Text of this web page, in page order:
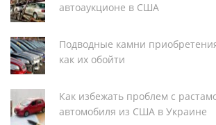
автоаукционе в США
Подводные камни
как их обойти
Как избежать проблем с
автомобиля из США в Украине